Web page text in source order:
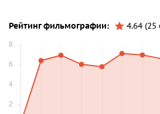
Рейтинг фильмографии: 4.64